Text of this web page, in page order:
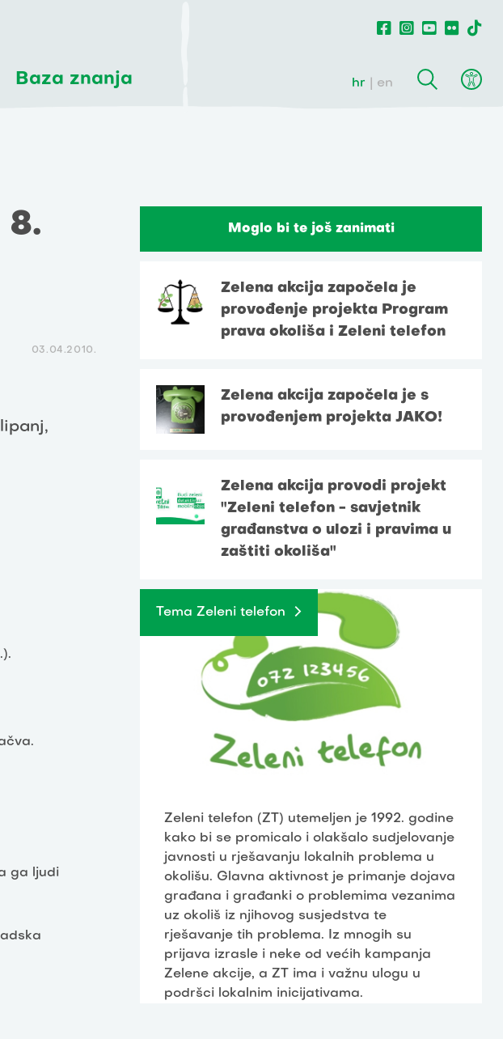
Baza znanja hr en
8.
03.04.2010.
ga ljudi
Moglo bi te još zanimati
Zelena akcija započela je
provođenje projekta Program
prava okoliša i Zeleni telefon
Zelena akcija započela je s
provođenjem projekta JAKO!
Zelena akcija provodi projekt
"Zeleni telefon - savjetnik
građanstva o ulozi i pravima u
zaštiti okoliša"
Tema Zeleni telefon
Zeleni telefon (ZT) utemeljen je 1992. godine
kako bi se promicalo i olakšalo sudjelovanje
javnosti u rješavanju lokalnih problema u
okolišu. Glavna aktivnost je primanje dojava
građana i građanki o problemima vezanima
uz okoliš iz njihovog susjedstva te
rješavanje tih problema. Iz mnogih su
prijava izrasle i neke od većih kampanja
Zelene akcije, a ZT ima i važnu ulogu u
podršci lokalnim inicijativama.